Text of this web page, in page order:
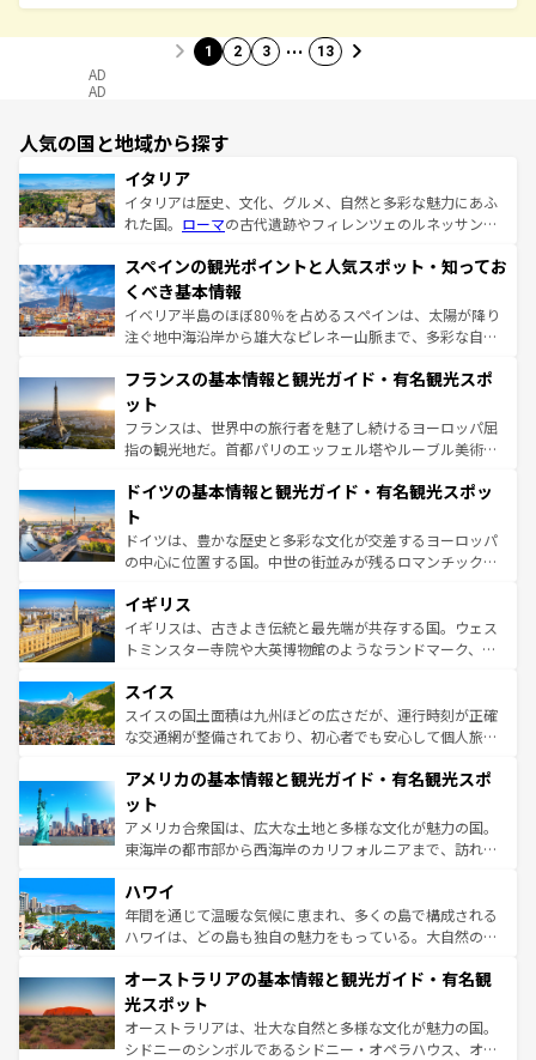
1 2 3 … 13
AD
AD
人気の国と地域から探す
イタリア
イタリアは歴史、文化、グルメ、自然と多彩な魅力にあふ
れた国。 ローマの古代遺跡やフィレンツェのルネッサンス
ろん、トスカーナの美しい田園風景やアマルフィ海岸の絶
景など、自然景観も見逃せない。観光の合間には、本場の
ピザやパスタなど、絶品のイタリア料理を堪能することも
できる。朝目覚めてから夜眠るまで、すべての瞬間を楽し
なお、新着のイタリア情報はコンテンツ一覧を参照してほ
しい。
スペインの観光ポイントと人気スポット・知ってお
くべき基本情報
イベリア半島のほぼ80％を占めるスペインは、太陽が降り
注ぐ地中海沿岸から雄大なピレネー山脈まで、多彩な自然
文化が根付くこの国では、情熱的なフラメンコ、熱気あふ
れる闘牛、そして美味しいタパスが生活の一部となってい
る。首都マドリードの洗練された雰囲気や、バルセロナの
アートに溢れた街角から、地方では古代ローマ遺跡や中世
せる。地方によって風土や気候が異なるスペインはその個
ンテンツ一覧 を参照してほしい。
フランスの基本情報と観光ガイド・有名観光スポ
ット
フランスは、世界中の旅行者を魅了し続けるヨーロッパ屈
指の観光地だ。首都パリのエッフェル塔やルーブル美術館
で、幅広い魅力が詰まっている。華麗な宮殿、歴史的な大
聖堂、美しいビーチ、そして豊かな自然が、訪れる者を心
から魅了する。また、フランスは美食の国としても知ら
れ、フランス料理はユネスコ無形文化遺産にも登録されて
香り高いラベンダー畑など、多彩な楽しみ方が可能だ。さ
らに、パリ以外の地域にも魅力が溢れており、どの街角に
も豊かな歴史と文化が息づいている。パリ以外の個性あふ
を参照してほしい。
ドイツの基本情報と観光ガイド・有名観光スポッ
ト
ドイツは、豊かな歴史と多彩な文化が交差するヨーロッパ
の中心に位置する国。中世の街並みが残るロマンチック街
顔を持つこの国は、どこを歩いても飽きることがない。ベ
ルリンの文化的活気、バイエルン州のアルプスの絶景、そ
してライン川沿いのワイン畑といった風景は必見。ビール
は、お酒好きな人にはぜひ体験してほしい。 なお、新着の
ドイツ情報はコンテンツ一覧を参照してほしい。
イギリス
イギリスは、古きよき伝統と最先端が共存する国。ウェス
トミンスター寺院や大英博物館のようなランドマーク、歴
リアごとに異なる魅力がある。また、優雅なアフタヌーン
ティー、ビール好きにはたまらない英国パブ、サッカー観
戦など、本場だからこそできる体験も豊富。イギリスを旅
ンツ一覧を参照してほしい。
スイス
スイスの国土面積は九州ほどの広さだが、運行時刻が正確
な交通網が整備されており、初心者でも安心して個人旅行
の建物がそのまま残る町や、スイスならではのユニークな
博物館もあり、アルプス観光だけでなく町歩きも満喫する
ことができる。国民の所得が高いため物価も高いが、旅行
者向けの交通パス提供のサービスもあり、うまく活用すれ
着のスイス情報は
アメリカの基本情報と観光ガイド・有名観光スポ
ット
アメリカ合衆国は、広大な土地と多様な文化が魅力の国。
東海岸の都市部から西海岸のカリフォルニアまで、訪れる
のような巨大都市は、観光、ショッピング、エンターテイ
ンメントが詰まった刺激的なスポットだ。一方、アメリカ
西部には大自然が広がり、グランドキャニオンやイエロー
部のニューオーリンズでは、音楽と美食が融合した独特の
文化が魅力。旅行者はアメリカの各地域で異なる魅力を楽
しみながら、その多様性と豊かな歴史を感じることができ
るだろう。車でのロードトリップや列車の旅も、アメリカ
ハワイ
年間を通じて温暖な気候に恵まれ、多くの島で構成される
ハワイは、どの島も独自の魅力をもっている。大自然の神
ワイ島は見逃せない。また、定番の観光地といえばオアフ
島だが、静かな自然を求めるならマウイ島やカウアイ島が
おすすめ。エメラルドグリーンに輝く海をはじめ、豊かな
文化や歴史が息づいている。「アロハスピリット」と呼ば
オーストラリアの基本情報と観光ガイド・有名観
光スポット
オーストラリアは、壮大な自然と多様な文化が魅力の国。
シドニーのシンボルであるシドニー・オペラハウス、オー